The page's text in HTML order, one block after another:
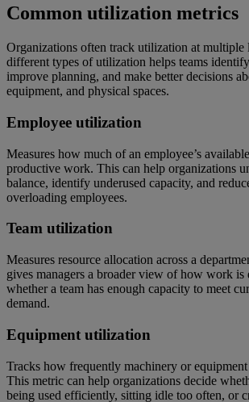
Common utilization metrics
Organizations often track utilization at
different types of utilization helps teams
improve planning, and make better decisions
equipment, and physical spaces.
Employee utilization
Measures how much of an employee’s
productive work. This can help organizations
balance, identify underused capacity, and
overloading employees.
Team utilization
Measures resource allocation across a
gives managers a broader view of how work is
whether a team has enough capacity to meet
demand.
Equipment utilization
Tracks how frequently machinery or
This metric can help organizations decide
being used efficiently, sitting idle too often, or